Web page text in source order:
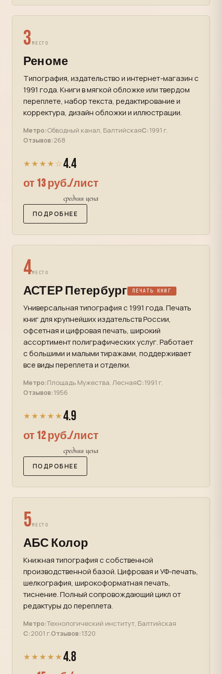
3 МЕСТО
Реноме
Типография, издательство и интернет-магазин с
1991 года. Книги в мягкой обложке или твердом
переплете, набор текста, редактирование и
корректура, дизайн обложки и иллюстрации.
Метро:Обводный канал, БалтийскаяС:1991 г.
Отзывов:268
★★★★☆ 4.4
от 13 руб./лист
средняя цена
ПОДРОБНЕЕ
4МЕСТО
АСТЕР Петербург ПЕЧАТЬ КНИГ
Универсальная типография с 1991 года. Печать
книг для крупнейших издательств России,
офсетная и цифровая печать, широкий
ассортимент полиграфических услуг. Работает
с большими и малыми тиражами, поддерживает
все виды переплета и отделки.
Метро:Площадь Мужества, ЛеснаяС:1991 г.
Отзывов:1956
★★★★★ 4.9
от 12 руб./лист
средняя цена
ПОДРОБНЕЕ
5МЕСТО
АБС Колор
Книжная типография с собственной
производственной базой. Цифровая и УФ-печать,
шелкография, широкоформатная печать,
тиснение. Полный сопровождающий цикл от
редактуры до переплета.
Метро:Технологический институт, Балтийская
С:2001 г.Отзывов:1320
★★★★★ 4.8